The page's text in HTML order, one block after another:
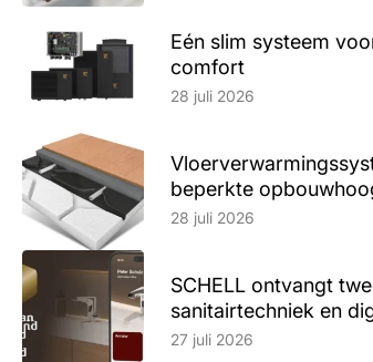
Eén slim systeem
comfort
Lees artikel
28 juli 2026
beperkte
Lees artikel
28 juli 2026
SCHELL ontvangt
sanitairtechniek en
Lees artikel
27 juli 2026